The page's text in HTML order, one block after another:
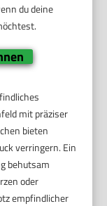
du deine
mit präziser
bieten
verringern. Ein
behutsam
oder
empfindlicher